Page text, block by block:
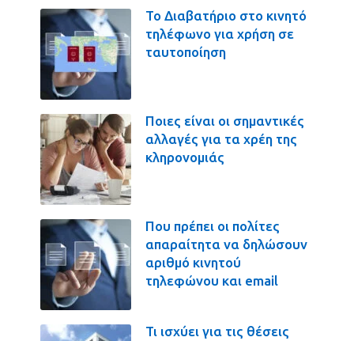
Το Διαβατήριο στο κινητό
τηλέφωνο για χρήση σε
ταυτοποίηση
Ποιες είναι οι σημαντικές
αλλαγές για τα χρέη της
κληρονομιάς
Που πρέπει οι πολίτες
απαραίτητα να δηλώσουν
αριθμό κινητού
τηλεφώνου και email
Τι ισχύει για τις θέσεις